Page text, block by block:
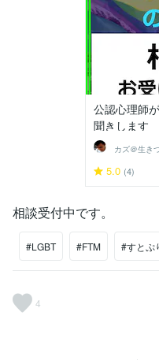
公認心理師
聞きします
5.0 (4)
相談受付中です。
#LGBT #FTM #すとぷ
4